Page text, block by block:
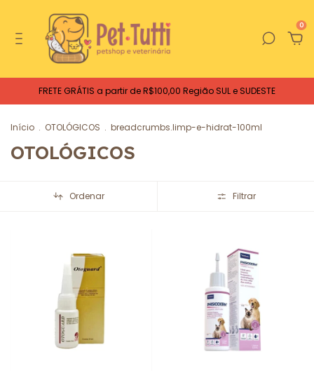
0
FRETE GRÁTIS a partir de R$100,00 Região SUL e SUDESTE
Início . OTOLÓGICOS . breadcrumbs.limp-e-hidrat-100ml
OTOLÓGICOS
Ordenar Filtrar